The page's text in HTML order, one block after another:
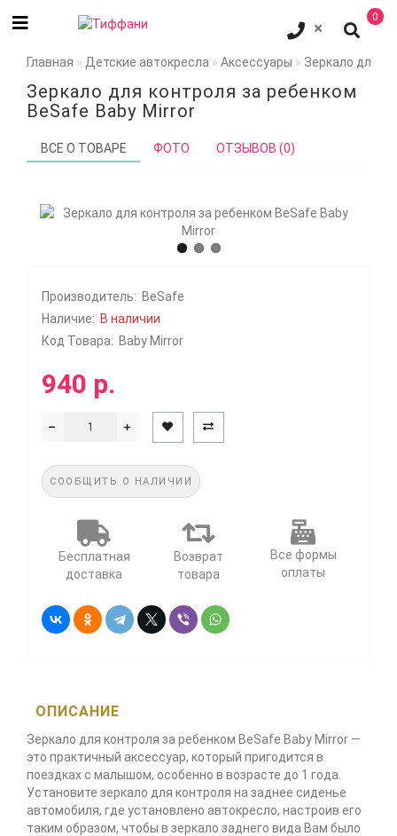
0
Главная Детские автокресла Аксессуары Зеркало для
Зеркало для контроля за ребенком
BeSafe Baby Mirror
ВСЕ О ТОВАРЕ ФОТО ОТЗЫВОВ (0)
Производитель: BeSafe
Наличие: В наличии
Код Товара: Baby Mirror
940 р.
СООБЩИТЬ О НАЛИЧИИ
Бесплатная
доставка
Возврат
товара
Все формы
оплаты
ОПИСАНИЕ
Зеркало для контроля за ребенком BeSafe Baby Mirror —
это практичный аксессуар, который пригодится в
поездках с малышом, особенно в возрасте до 1 года.
Установите зеркало для контроля на заднее сиденье
автомобиля, где установлено автокресло, настроив его
таким образом, чтобы в зеркало заднего вида Вам было